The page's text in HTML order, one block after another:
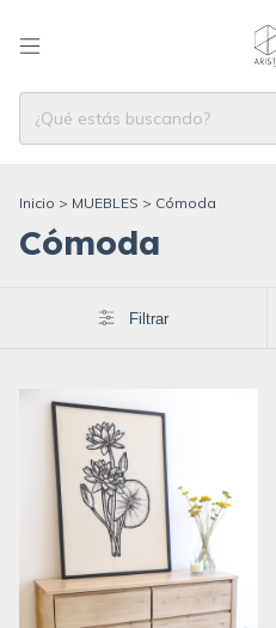
Inicio > MUEBLES > Cómoda
Cómoda
Filtrar